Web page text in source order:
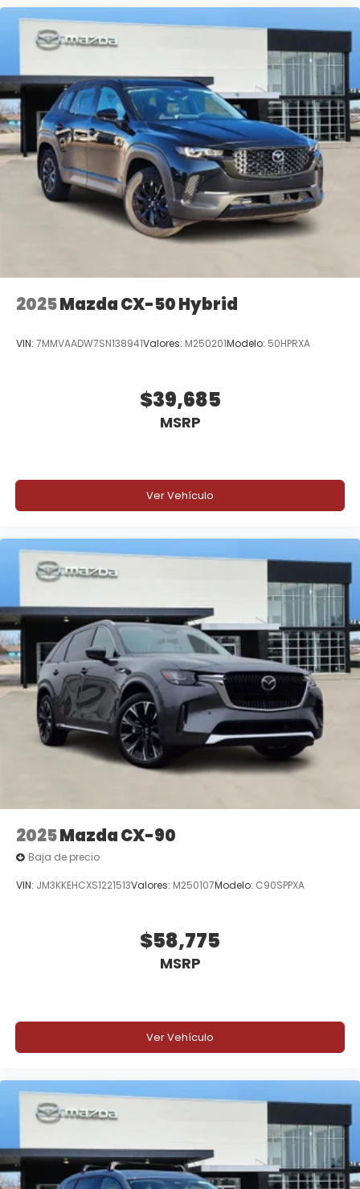
2025Mazda CX-50 Hybrid
VIN: 7MMVAADW7SN138941Valores: M250201Modelo: 50HPRXA
$39,685
MSRP
Ver Vehículo
2025Mazda CX-90
Baja de precio
VIN: JM3KKEHCXS1221513Valores: M250107Modelo: C90SPPXA
$58,775
MSRP
Ver Vehículo